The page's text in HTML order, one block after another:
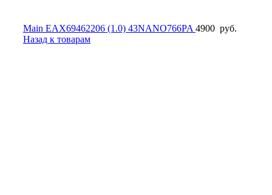
Main EAX69462206 (1.0) 43NANO766PA 4900 руб.
Назад к товарам